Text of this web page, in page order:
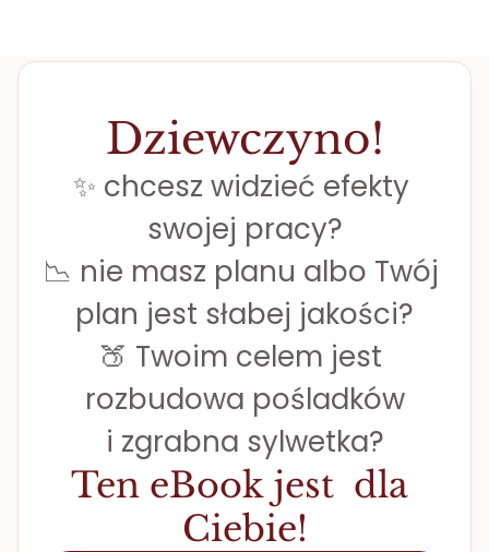
Dziewczyno!
✨ chcesz widzieć efekty
swojej pracy?
📉 nie masz planu albo Twój
plan jest słabej jakości?
🍑 Twoim celem jest
rozbudowa pośladków
i zgrabna sylwetka?
Ten eBook jest  dla
Ciebie!